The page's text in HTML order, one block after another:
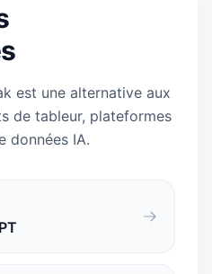
est une alternative aux
de tableur, plateformes
données IA.